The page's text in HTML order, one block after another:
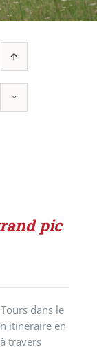
pic
dans le
itinéraire en
travers